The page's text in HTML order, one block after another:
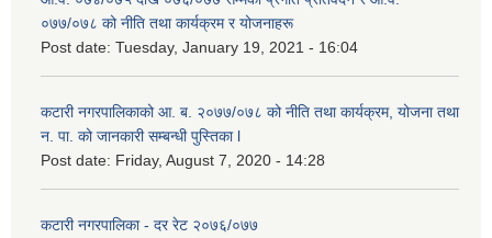
०७७/०७८ को नीति तथा कार्यक्रम र योजनाहरू
Post date: Tuesday, January 19, 2021 - 16:04
कटारी नगरपालिकाको आ. ब. २०७७/०७८ को नीति तथा कार्यक्रम, योजना तथा
न. पा. को जानकारी सम्बन्धी पुस्तिका l
Post date: Friday, August 7, 2020 - 14:28
कटारी नगरपालिका - दर रेट २०७६/०७७